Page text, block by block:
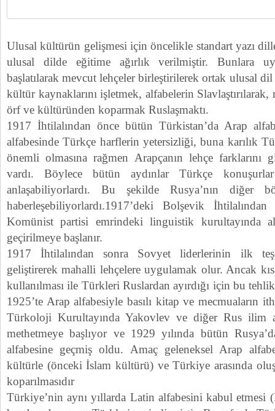
Ulusal kültürün gelişmesi için öncelikle standart yazı
ulusal dilde eğitime ağırlık verilmiştir. Bunlara
başlatılarak mevcut lehçeler birleştirilerek ortak ulusal
kültür kaynaklarını işletmek, alfabelerin
örf ve kültüründen koparmak Ruslaşmaktı.
1917 İhtilalından önce bütün Türkistan’da Arap
alfabesinde Türkçe harflerin yetersizliği, buna karılık
önemli olmasına rağmen Arapçanın lehçe farklarını
vardı. Böylece bütün aydınlar Türkçe
anlaşabiliyorlardı. Bu şekilde Rusya’nın diğer
haberleşebiliyorlardı.1917’deki Bolşevik
Komünist partisi emrindeki linguistik kurultayında
geçirilmeye başlanır.
1917 İhtilalından sonra Sovyet liderlerinin ilk
geliştirerek mahalli lehçelere uygulamak olur. Ancak
kullanılması ile Türkleri Ruslardan ayırdığı için bu
1925’te Arap alfabesiyle basılı kitap ve mecmuaların
Türkoloji Kurultayında Yakovlev ve diğer Rus ilim
methetmeye başlıyor ve 1929 yılında bütün
alfabesine geçmiş oldu. Amaç geleneksel Arap
kültürle (önceki İslam kültürü) ve Türkiye arasında
koparılmasıdır
Türkiye’nin aynı yıllarda Latin alfabesini kabul etmesi